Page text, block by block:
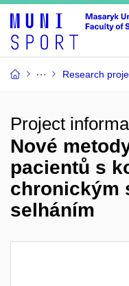
Research
Project
Nové
pacientů s
chronickým
selháním